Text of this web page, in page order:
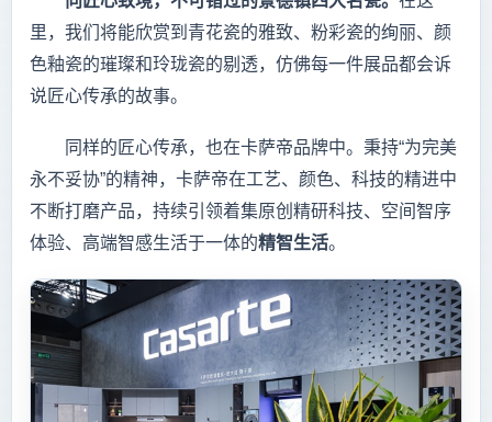
里，我们将能欣赏到青花瓷的雅致、粉彩瓷的绚丽、颜
色釉瓷的璀璨和玲珑瓷的剔透，仿佛每一件展品都会诉
说匠心传承的故事。
同样的匠心传承，也在卡萨帝品牌中。秉持“为完美
永不妥协”的精神，卡萨帝在工艺、颜色、科技的精进中
不断打磨产品，持续引领着集原创精研科技、空间智序
体验、高端智感生活于一体的精智生活。